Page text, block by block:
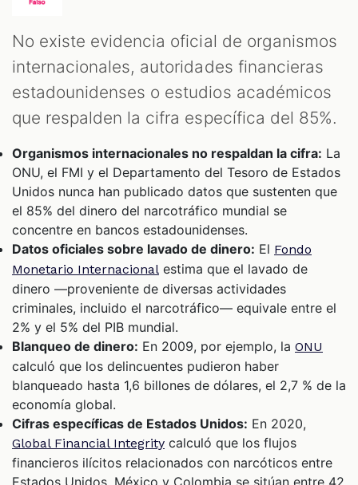
No existe evidencia oficial de organismos
internacionales, autoridades financieras
estadounidenses o estudios académicos
que respalden la cifra específica del 85%.
Organismos internacionales no respaldan la cifra: La
ONU, el FMI y el Departamento del Tesoro de Estados
Unidos nunca han publicado datos que sustenten que
el 85% del dinero del narcotráfico mundial se
concentre en bancos estadounidenses.
Datos oficiales sobre lavado de dinero: El Fondo
Monetario Internacional estima que el lavado de
dinero —proveniente de diversas actividades
criminales, incluido el narcotráfico— equivale entre el
2% y el 5% del PIB mundial.
Blanqueo de dinero: En 2009, por ejemplo, la ONU
calculó que los delincuentes pudieron haber
blanqueado hasta 1,6 billones de dólares, el 2,7 % de la
economía global.
Cifras específicas de Estados Unidos: En 2020,
Global Financial Integrity calculó que los flujos
financieros ilícitos relacionados con narcóticos entre